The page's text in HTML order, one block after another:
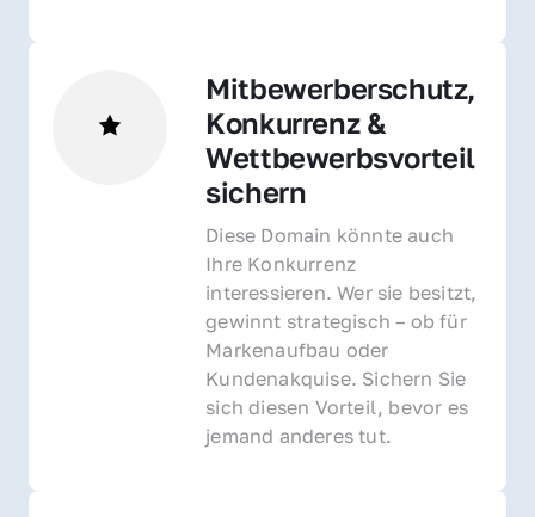
Mitbewerberschutz,
Konkurrenz &
Wettbewerbsvorteil
sichern
Diese Domain könnte auch
Ihre Konkurrenz
interessieren. Wer sie besitzt,
gewinnt strategisch – ob für
Markenaufbau oder
Kundenakquise. Sichern Sie
sich diesen Vorteil, bevor es
jemand anderes tut.